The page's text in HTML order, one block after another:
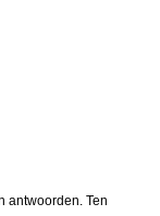
antwoorden. Ten